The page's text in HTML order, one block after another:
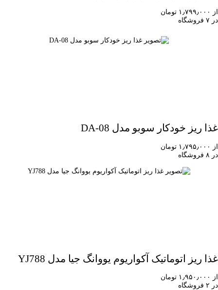
از ۱٫۷۹۹٫۰۰۰ تومان
در ۷ فروشگاه
غذا ریز خودکار سوبو مدل DA-08
از ۱٫۷۹۵٫۰۰۰ تومان
در ۸ فروشگاه
غذا ریز اتوماتیک آکواریوم یووانگ جیا مدل YJ788
از ۱٫۹۵۰٫۰۰۰ تومان
در ۲ فروشگاه